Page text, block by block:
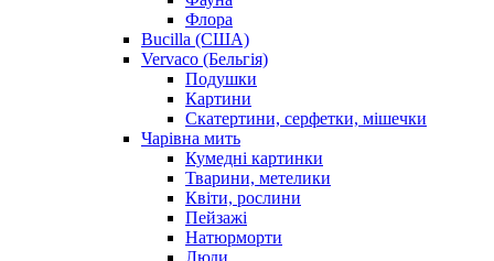
Флора
Bucilla (США)
Vervaco (Бельгія)
Подушки
Картини
Скатертини, серфетки, мішечки
Чарiвна мить
Кумедні картинки
Тварини, метелики
Квіти, рослини
Пейзажі
Натюрморти
Люди